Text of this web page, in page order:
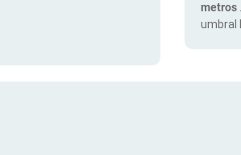
metros
umbral